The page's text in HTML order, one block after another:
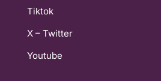
Tiktok
X – Twitter
Youtube